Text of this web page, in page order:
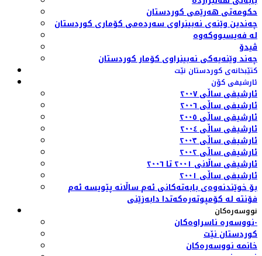
حکومەتی هەرێمی کوردستان
چەندین وێنەی نەبینراوی سەردەمی کۆماری کوردستان
لە فەیسبووکەوە
ڤیدۆ
چەند وێنەیەکی نەبینراوی کۆمار کوردستان
کتێبخانەی کوردستان نێت
ئارشیفی کۆن
ئارشیفی ساڵی ٢٠٠٧
ئارشیفی ساڵی ٢٠٠٦
ئارشیفی ساڵی ٢٠٠٥
ئارشیفی ساڵی ٢٠٠٤
ئارشیفی ساڵی ٢٠٠٣
ئارشیفی ساڵی ٢٠٠٢
ئارشیفی ساڵانی ٢٠٠١ تا ٢٠٠٦
ئارشیفی ساڵی ٢٠٠١
بۆ خوێندنەوەی بابەتەکانی ئەم ساڵانە پێویسە ئەم
فۆنتە لە کۆمپوتەرەکەتدا دابەزێنی
نووسەرەکان
نووسەرە ناسراوەکان-
کوردستان نێت
خانمە نووسەرەکان